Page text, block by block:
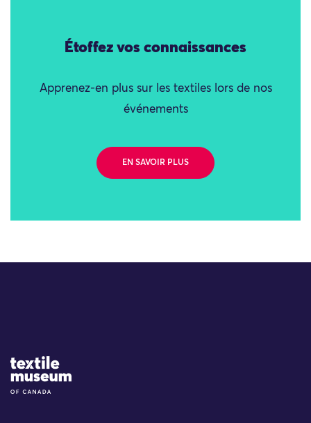
Étoffez vos connaissances
Apprenez-en plus sur les textiles lors de nos
événements
EN SAVOIR PLUS
Site Logo